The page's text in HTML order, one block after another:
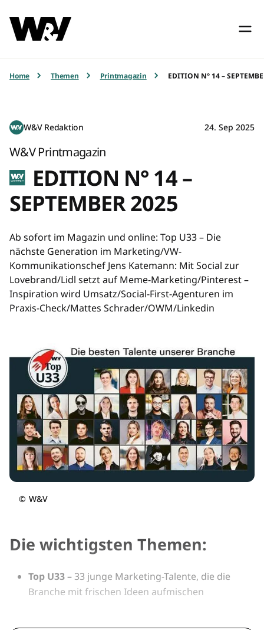
Home Themen Printmagazin EDITION N° 14 –
W&V Redaktion 24. Sep 2025
W&V Printmagazin
EDITION N° 14 –
SEPTEMBER 2025
Ab sofort im Magazin und online: Top U33 – Die
nächste Generation im Marketing/VW-
Kommunikationschef Jens Katemann: Mit Social zur
Lovebrand/Lidl setzt auf Meme-Marketing/Pinterest –
Inspiration wird Umsatz/Social-First-Agenturen im
Praxis-Check/Mattes Schrader/OWM/Linkedin
© W&V
Die wichtigsten Themen:
Top U33– 33 junge Marketing-Talente, die die
Branche mit frischen Ideen aufmischen